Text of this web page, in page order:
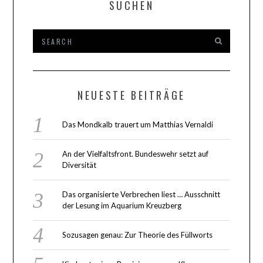
SUCHEN
NEUESTE BEITRÄGE
Das Mondkalb trauert um Matthias Vernaldi
An der Vielfaltsfront. Bundeswehr setzt auf
Diversität
Das organisierte Verbrechen liest … Ausschnitt
der Lesung im Aquarium Kreuzberg
Sozusagen genau: Zur Theorie des Füllworts